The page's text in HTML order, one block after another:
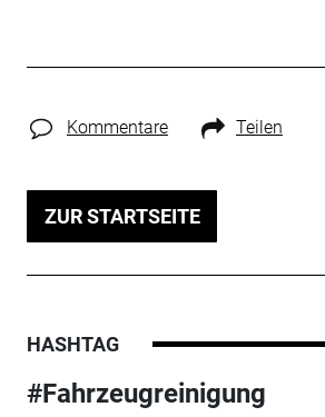
Kommentare Teilen
ZUR STARTSEITE
HASHTAG
#Fahrzeugreinigung